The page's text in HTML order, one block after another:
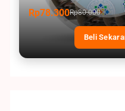
Rp78.300Rp80.000
Beli